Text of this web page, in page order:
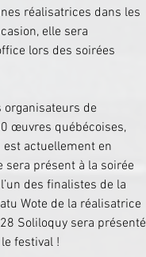
réalisatrices dans les
elle sera
lors des soirées
de
œuvres québécoises,
actuellement en
sera présent à la soirée
des finalistes de la
Wote de la réalisatrice
Soliloquy sera présenté
festival !